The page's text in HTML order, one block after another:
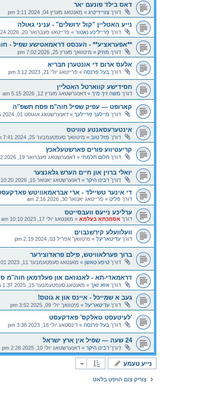
דאס בילד פונעם יאר
דורך צווייזייטיג » מאנטאג מערץ 04, 2024 3:11 pm
נייע האטליין "קול ירושלים" - עניני גאולה
דורך פרייליכע נאטור » פרייטאג פעברואר 20, 2026 12:24 pm
**אפעראציע** - העכסט דראמאטישע שפיל -
דורך מוזיק » מיטוואך מערץ 25, 2026 7:02 pm
אלעס ארום די אונטערן חבריא
דורך בעל פרנסה » פרייטאג יולי 21, 2023 3:12 pm
חסידישע קווארטל האטליין
דורך משה זיך מיך » דאנערשטאג מערץ 12, 2026 5:15 am
קארופט — עפיק שפיל חוה"מ פסח תשפ"ה
דורך מיילעך פריילעך » דאנערשטאג אוגוסט 01, 2024 10:45 pm
אינטערעסאנטע טוויטס
דורך מזל טוב » מיטוואך סעפטעמבער 25, 2024 7:41 pm
קריעטיווע פורים פארשטעלאכץ
דורך חלום חלמתי » דאנערשטאג פעברואר 19, 2026 2:32 pm
יואלי ברוין און חיים הערש גלאנצער
דורך רבינו היקר » דאנערשטאג יאנואר 15, 2026 10:20 am
די אינער טשיילד - ארי אבראמאוויטש
דורך פליט » פרייטאג יאנואר 30, 2026 2:16 am
ערליכע נייעס וועבסייטס
דורך אסמכתא בעלמא » מאנטאג יולי 17, 2023 10:10 am
וועלוועלע קירשנבוים
דורך עדיטאריעל » מיטוואך אפריל 03, 2024 2:19 pm
ברוך פערלאוויטש, פילם פראדוצירער
דורך טיפע טאשן » מאנטאג סעפטעמבער 11, 2023 10:01 pm
דראמאדי-תא - לאנגזאם און פעלדמאן חוה''מ
דורך אזא זאך » מאנטאג סעפטעמבער 15, 2025 1:37 am
געב א שמייכל - איינס און א גוטס!
דורך עדיטאריעל » מיטוואך יולי 09, 2025 3:52 pm
'לעיטעסט טאלקס' פאדקעסט
דורך בעל פרנסה » דינסטאג יולי 18, 2023 3:38 pm
24 שעה — שפיל אין ארץ ישראל
דורך רבינו היקר » דאנערשטאג יולי 10, 2025 2:28 pm
נייע טעמע
צוריק צום הויפט בלאט